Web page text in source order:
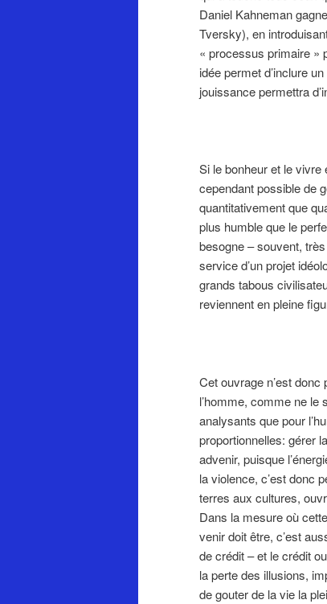
Daniel Kahneman
Tversky), en
« processus primaire »
idée permet d’inclure
jouissance permettra
Si le bonheur et le
cependant possible de
quantitativement que
plus humble que le
besogne – souvent,
service d’un projet
grands tabous
reviennent en pleine
Cet ouvrage n’est
l’homme, comme ne le
analysants que pour
proportionnelles: gérer
advenir, puisque
la violence, c’est donc
terres aux cultures,
Dans la mesure où
venir doit être, c’est
de crédit – et le crédit
la perte des illusions,
de gouter de la vie la